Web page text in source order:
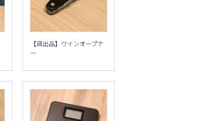
【貸出品】ワインオープナ
ー